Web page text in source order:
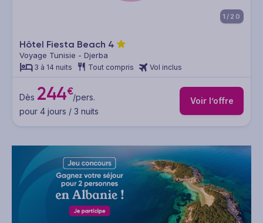
1/20
Hôtel Fiesta Beach 4
Voyage Tunisie - Djerba
3 à 14 nuits Tout compris Vol inclus
Dès 244€/pers.
pour 4 jours / 3 nuits
Voir l’offre